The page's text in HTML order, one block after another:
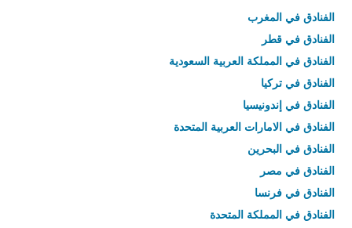
الفنادق في المغرب
الفنادق في قطر
الفنادق في المملكة العربية السعودية
الفنادق في تركيا
الفنادق في إندونيسيا
الفنادق في الامارات العربية المتحدة
الفنادق في البحرين
الفنادق في مصر
الفنادق في فرنسا
الفنادق في المملكة المتحدة